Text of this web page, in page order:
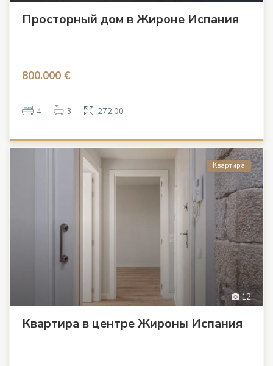
Просторный дом в Жироне Испания
800.000 €
4 3 272.00
12
Квартира
Квартира в центре Жироны Испания